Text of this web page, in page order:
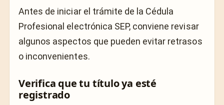
Antes de iniciar el trámite de la Cédula
Profesional electrónica SEP, conviene revisar
algunos aspectos que pueden evitar retrasos
o inconvenientes.
Verifica que tu título ya esté
registrado